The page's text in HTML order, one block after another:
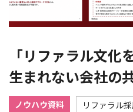
「リファラル文化
生まれない会社の
ノウハウ資料 リファラル